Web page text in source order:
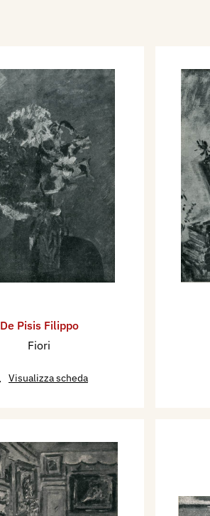
De Pisis Filippo
Fiori
Visualizza scheda